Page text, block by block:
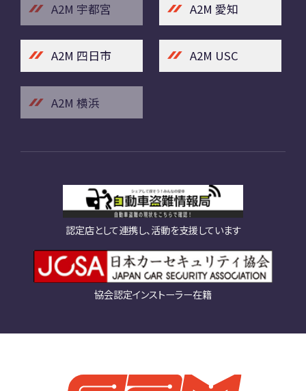
A2M 宇都宮 A2M 愛知
A2M 四日市 A2M USC
A2M 横浜
認定店として連携し、活動を支援しています
協会認定インストーラー在籍